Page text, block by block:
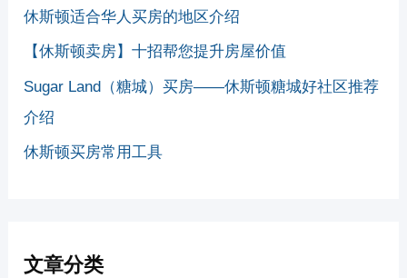
休斯顿适合华人买房的地区介绍
【休斯顿卖房】十招帮您提升房屋价值
Sugar Land（糖城）买房——休斯顿糖城好社区推荐
介绍
休斯顿买房常用工具
文章分类